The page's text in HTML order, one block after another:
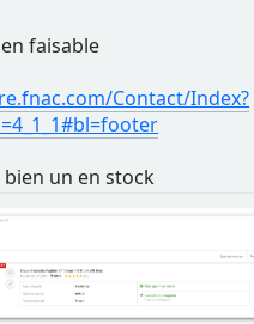
faisable
Contact/Index?
bien un en stock